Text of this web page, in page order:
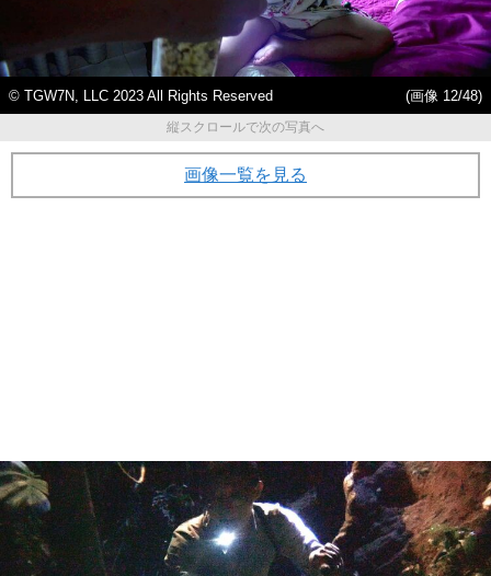
© TGW7N, LLC 2023 All Rights Reserved
(画像 12/48)
縦スクロールで次の写真へ
画像一覧を見る